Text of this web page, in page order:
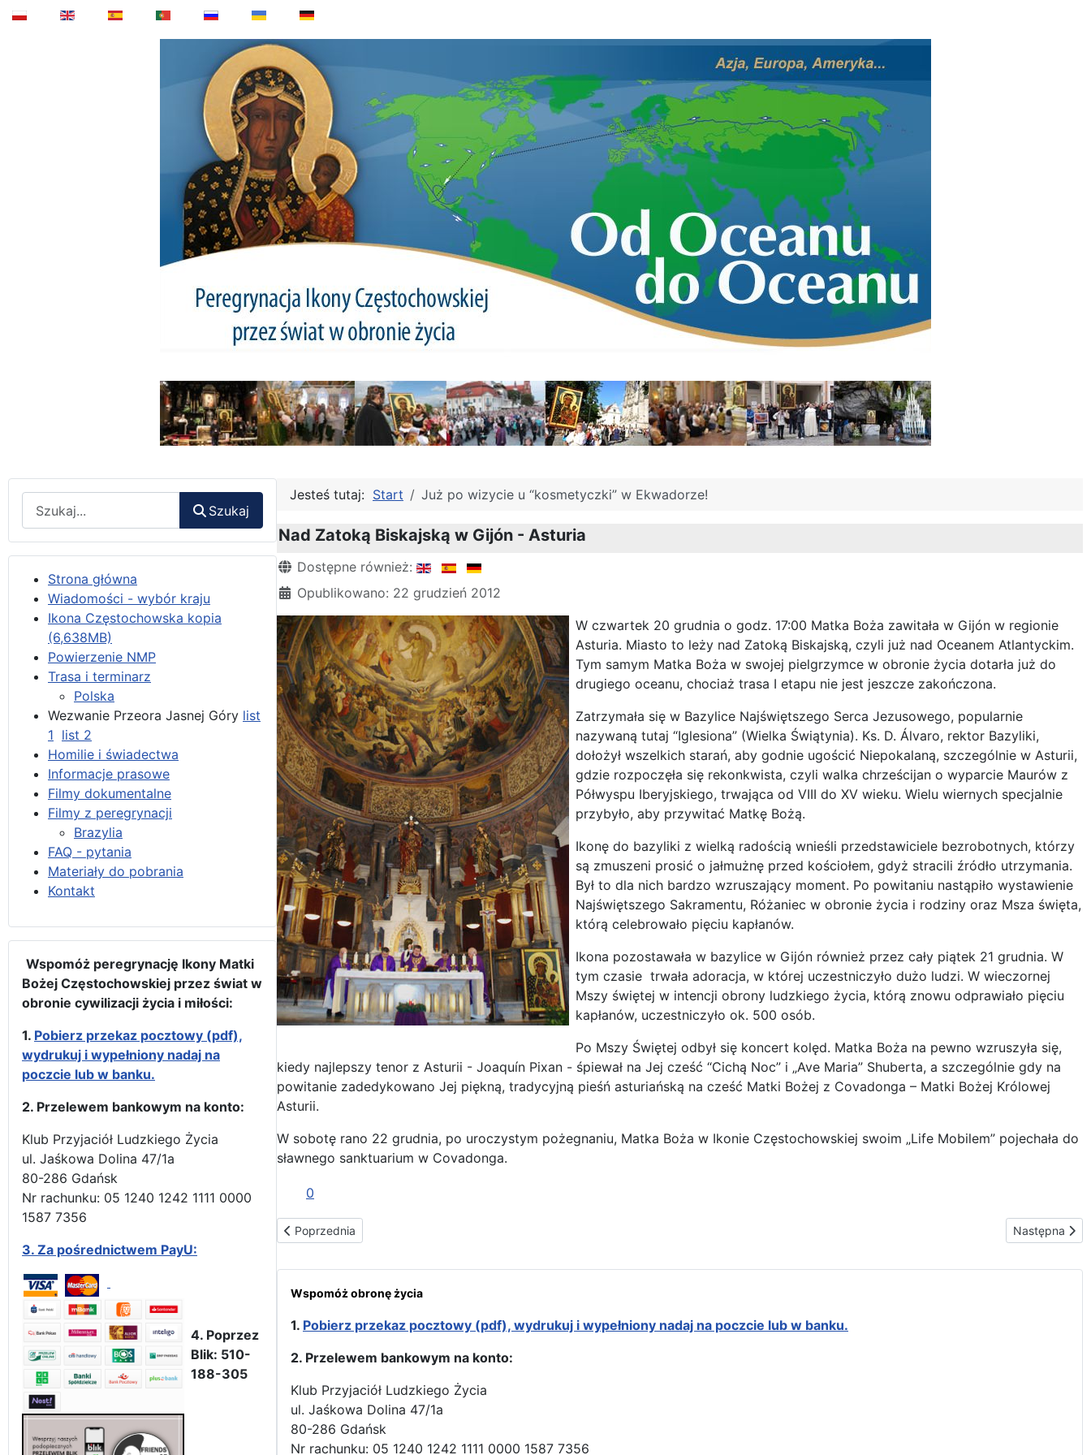
Szukaj
Strona główna
Wiadomości - wybór kraju
Ikona Częstochowska kopia
(6,638MB)
Powierzenie NMP
Trasa i terminarz
Polska
Wezwanie Przeora Jasnej Góry list
1 list 2
Homilie i świadectwa
Informacje prasowe
Filmy dokumentalne
Filmy z peregrynacji
Brazylia
FAQ - pytania
Materiały do pobrania
Kontakt
Wspomóż peregrynację Ikony Matki
Bożej Częstochowskiej przez świat w
obronie cywilizacji życia i miłości:
1. Pobierz przekaz pocztowy (pdf),
wydrukuj i wypełniony nadaj na
poczcie lub w banku.
2. Przelewem bankowym na konto:
Klub Przyjaciół Ludzkiego Życia
ul. Jaśkowa Dolina 47/1a
80-286 Gdańsk
Nr rachunku: 05 1240 1242 1111 0000
1587 7356
3. Za pośrednictwem PayU:
4. Poprzez
Blik: 510-
188-305
Jesteś tutaj: Start Już po wizycie u “kosmetyczki” w Ekwadorze!
Nad Zatoką Biskajską w Gijón - Asturia
Szczegóły
Dostępne również:
Opublikowano: 22 grudzień 2012
W czwartek 20 grudnia o godz. 17:00 Matka Boża zawitała w Gijón w regionie
Asturia. Miasto to leży nad Zatoką Biskajską, czyli już nad Oceanem Atlantyckim.
Tym samym Matka Boża w swojej pielgrzymce w obronie życia dotarła już do
drugiego oceanu, chociaż trasa I etapu nie jest jeszcze zakończona.
Zatrzymała się w Bazylice Najświętszego Serca Jezusowego, popularnie
nazywaną tutaj “Iglesiona” (Wielka Świątynia). Ks. D. Álvaro, rektor Bazyliki,
dołożył wszelkich starań, aby godnie ugościć Niepokalaną, szczególnie w Asturii,
gdzie rozpoczęła się rekonkwista, czyli walka chrześcijan o wyparcie Maurów z
Półwyspu Iberyjskiego, trwająca od VIII do XV wieku. Wielu wiernych specjalnie
przybyło, aby przywitać Matkę Bożą.
Ikonę do bazyliki z wielką radością wnieśli przedstawiciele bezrobotnych, którzy
są zmuszeni prosić o jałmużnę przed kościołem, gdyż stracili źródło utrzymania.
Był to dla nich bardzo wzruszający moment. Po powitaniu nastąpiło wystawienie
Najświętszego Sakramentu, Różaniec w obronie życia i rodziny oraz Msza święta,
którą celebrowało pięciu kapłanów.
Ikona pozostawała w bazylice w Gijón również przez cały piątek 21 grudnia. W
tym czasie trwała adoracja, w której uczestniczyło dużo ludzi. W wieczornej
Mszy świętej w intencji obrony ludzkiego życia, którą znowu odprawiało pięciu
kapłanów, uczestniczyło ok. 500 osób.
Po Mszy Świętej odbył się koncert kolęd. Matka Boża na pewno wzruszyła się,
kiedy najlepszy tenor z Asturii - Joaquín Pixan - śpiewał na Jej cześć “Cichą Noc” i „Ave Maria” Shuberta, a szczególnie gdy na
powitanie zadedykowano Jej piękną, tradycyjną pieśń asturiańską na cześć Matki Bożej z Covadonga – Matki Bożej Królowej
Asturii.
W sobotę rano 22 grudnia, po uroczystym pożegnaniu, Matka Boża w Ikonie Częstochowskiej swoim „Life Mobilem” pojechała do
sławnego sanktuarium w Covadonga.
0
Poprzednia strona: Covadonga – u Matki Bożej Królowej Asturii
Poprzednia Następna
Następna
Wspomóż obronę życia
1. Pobierz przekaz pocztowy (pdf), wydrukuj i wypełniony nadaj na poczcie lub w banku.
2. Przelewem bankowym na konto:
Klub Przyjaciół Ludzkiego Życia
ul. Jaśkowa Dolina 47/1a
80-286 Gdańsk
Nr rachunku: 05 1240 1242 1111 0000 1587 7356